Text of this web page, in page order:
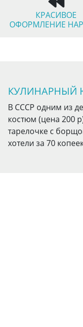
КРАСИВОЕ
ОФОРМЛЕНИЕ
В СССР одним из
костюм (цена 200
тарелочке с
хотели за 70